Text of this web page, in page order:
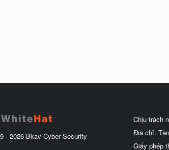
- 2026 Bkav Cyber Security
Chịu trách
Địa chỉ:
Giấy phép